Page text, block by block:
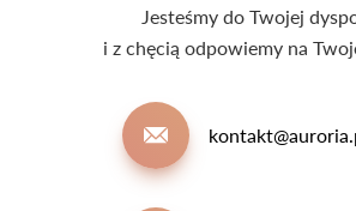
Jesteśmy do Twojej
i z chęcią odpowiemy na